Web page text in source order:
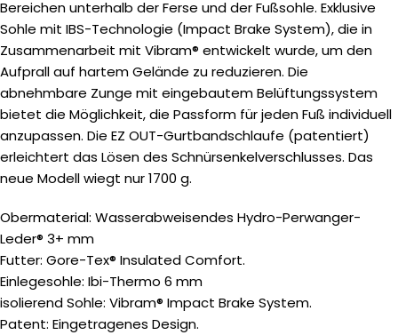
Bereichen unterhalb der Ferse und der Fußsohle. Exklusive
Sohle mit IBS-Technologie (Impact Brake System), die in
Zusammenarbeit mit Vibram® entwickelt wurde, um den
Aufprall auf hartem Gelände zu reduzieren. Die
abnehmbare Zunge mit eingebautem Belüftungssystem
bietet die Möglichkeit, die Passform für jeden Fuß individuell
anzupassen. Die EZ OUT-Gurtbandschlaufe (patentiert)
erleichtert das Lösen des Schnürsenkelverschlusses. Das
neue Modell wiegt nur 1700 g.
Obermaterial: Wasserabweisendes Hydro-Perwanger-
Leder® 3+ mm
Futter: Gore-Tex® Insulated Comfort.
Einlegesohle: Ibi-Thermo 6 mm
isolierend Sohle: Vibram® Impact Brake System.
Patent: Eingetragenes Design.